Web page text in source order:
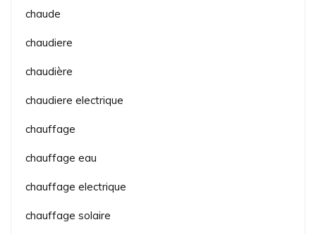
chaude
chaudiere
chaudière
chaudiere electrique
chauffage
chauffage eau
chauffage electrique
chauffage solaire